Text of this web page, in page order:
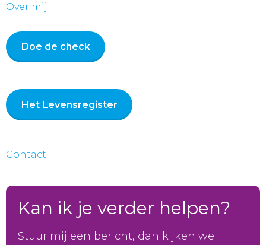
Over mij
Doe de check
Het Levensregister
Contact
Kan ik je verder helpen?
Stuur mij een bericht, dan kijken we